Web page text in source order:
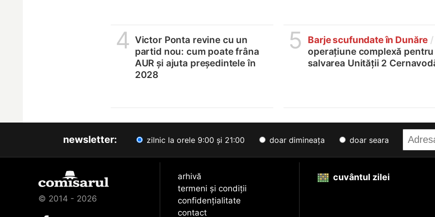
4 Victor Ponta revine cu un
partid nou: cum poate frâna
AUR și ajuta președintele în
2028
5 Barje scufundate în Dunăre /
operațiune complexă pentru
salvarea Unității 2
newsletter: zilnic la orele 9:00 și 21:00 doar dimineața doar seara
© 2014 - 2026
arhivă
termeni și condiții
confidențialitate
contact
cuvântul zilei